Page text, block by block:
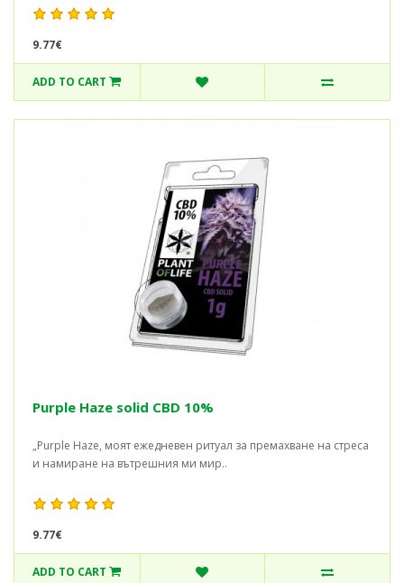
9.77€
ADD TO CART
Purple Haze solid CBD 10%
„Purple Haze, моят ежедневен ритуал за премахване на стреса
и намиране на вътрешния ми мир..
9.77€
ADD TO CART